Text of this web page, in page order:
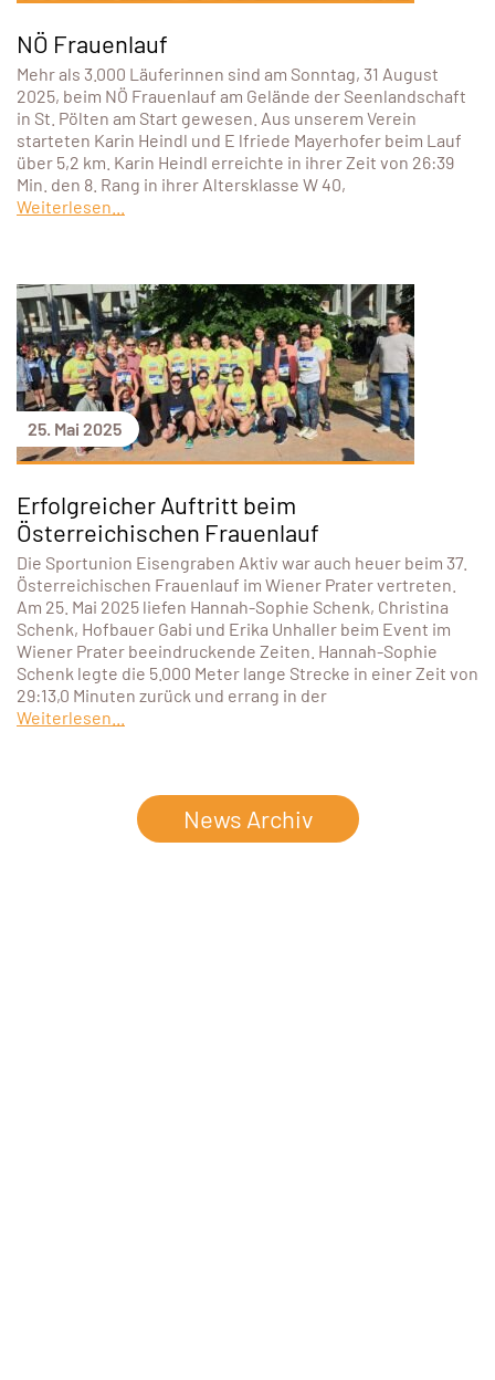
NÖ Frauenlauf
Mehr als 3.000 Läuferinnen sind am Sonntag, 31 August
2025, beim NÖ Frauenlauf am Gelände der Seenlandschaft
in St. Pölten am Start gewesen. Aus unserem Verein
starteten Karin Heindl und E lfriede Mayerhofer beim Lauf
über 5,2 km. Karin Heindl erreichte in ihrer Zeit von 26:39
Min. den 8. Rang in ihrer Altersklasse W 40,
Weiterlesen...
25. Mai 2025
Erfolgreicher Auftritt beim
Österreichischen Frauenlauf
Die Sportunion Eisengraben Aktiv war auch heuer beim 37.
Österreichischen Frauenlauf im Wiener Prater vertreten.
Am 25. Mai 2025 liefen Hannah-Sophie Schenk, Christina
Schenk, Hofbauer Gabi und Erika Unhaller beim Event im
Wiener Prater beeindruckende Zeiten. Hannah-Sophie
Schenk legte die 5.000 Meter lange Strecke in einer Zeit von
29:13,0 Minuten zurück und errang in der
Weiterlesen...
News Archiv